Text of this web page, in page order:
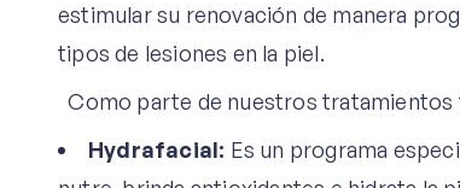
estimular su renovación de manera
tipos de lesiones en la piel.
Como parte de nuestros tratamientos
Hydrafacial: Es un programa